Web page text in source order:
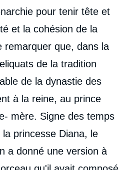
pour tenir tête et
et la cohésion de la
remarquer que, dans la
de la tradition
de la dynastie des
à la reine, au prince
mère. Signe des temps
princesse Diana, le
a donné une version à